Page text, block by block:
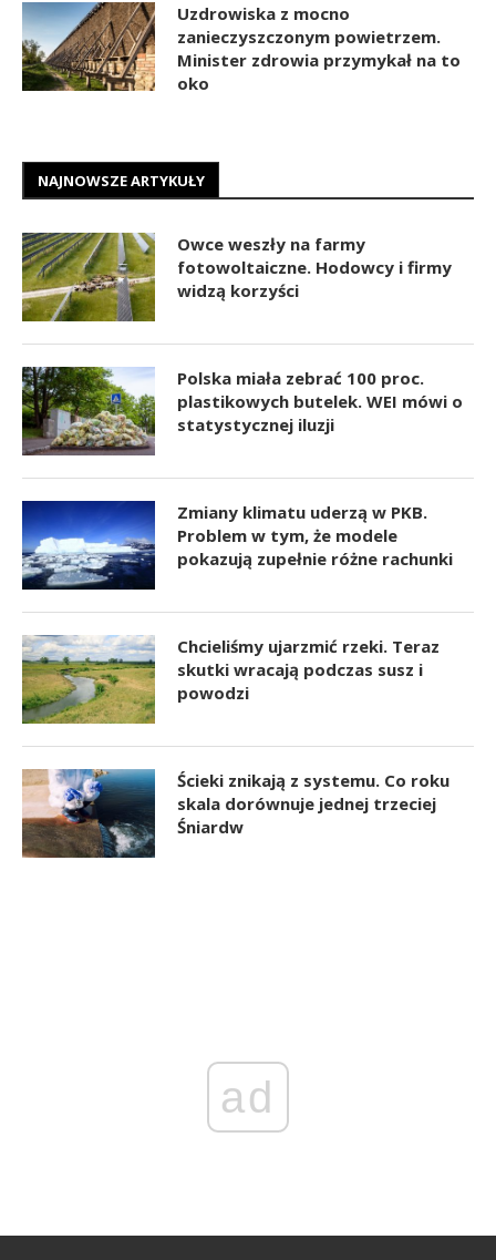
Uzdrowiska z mocno
zanieczyszczonym powietrzem.
Minister zdrowia przymykał na to
oko
NAJNOWSZE ARTYKUŁY
Owce weszły na farmy
fotowoltaiczne. Hodowcy i firmy
widzą korzyści
Polska miała zebrać 100 proc.
plastikowych butelek. WEI mówi o
statystycznej iluzji
Zmiany klimatu uderzą w PKB.
Problem w tym, że modele
pokazują zupełnie różne rachunki
Chcieliśmy ujarzmić rzeki. Teraz
skutki wracają podczas susz i
powodzi
Ścieki znikają z systemu. Co roku
skala dorównuje jednej trzeciej
Śniardw
ad